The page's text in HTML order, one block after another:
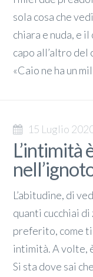
sola cosa che
chiara e nuda, e
capo all’altro del
«Caio ne ha un
15 Luglio
L’intimità
L’abitudine, di
quanti cucchiai di
preferito, come ti
intimità. A volte,
Si sta dove sai